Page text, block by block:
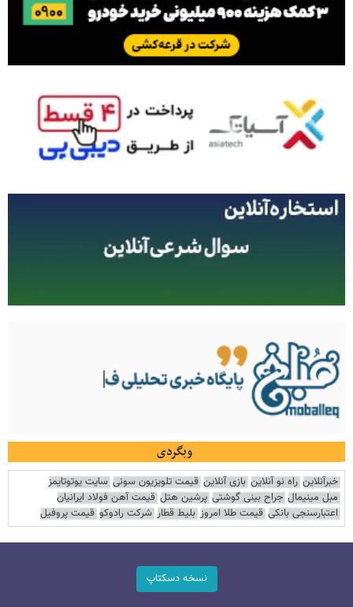
وبگردی
خبرآنلاین راه نو آنلاین بازی آنلاین قیمت تلویزیون سونی سایت یوتوتایمز
مبل مینیمال جراح بینی گوشتی پرشین هتل قیمت آهن فولاد ایرانیان
اعتبارسنجی بانکی قیمت طلا امروز بلیط قطار شرکت رادوکو قیمت پروفیل
نسخه دسکتاپ